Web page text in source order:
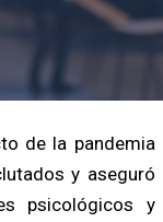
de la pandemia
y aseguró
psicológicos y